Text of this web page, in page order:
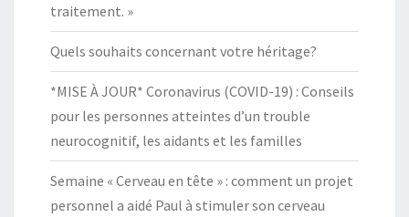
traitement. »
Quels souhaits concernant votre héritage?
*MISE À JOUR* Coronavirus (COVID-19) : Conseils
pour les personnes atteintes d’un trouble
neurocognitif, les aidants et les familles
Semaine « Cerveau en tête » : comment un projet
personnel a aidé Paul à stimuler son cerveau